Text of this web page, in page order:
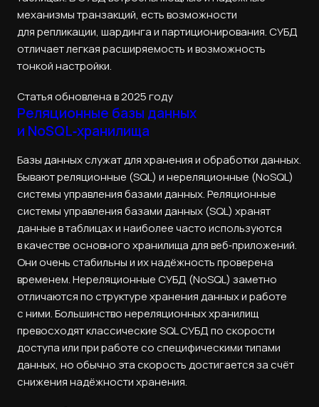
механизмы транзакций, есть возможности
для репликации, шардинга и партиционирования. СУБД
отличает легкая расширяемость и возможность
тонкой настройки.
Статья обновлена в 2025 году
Реляционные базы данных
и NoSQL‑хранилища
Базы данных служат для хранения и обработки данных.
Бывают реляционные (SQL) и нереляционные (NoSQL)
системы управления базами данных. Реляционные
системы управления базами данных (SQL) хранят
данные в таблицах и наиболее часто используются
в качестве основного хранилища для веб‑приложений.
Они очень стабильны и их надёжность проверена
временем. Нереляционные СУБД (NoSQL) заметно
отличаются по структуре хранения данных и работе
с ними. Большинство нереляционных хранилищ
превосходят классические SQL СУБД по скорости
доступа или при работе со специфическими типами
данных, но обычно эта скорость достигается за счёт
снижения надёжности хранения.